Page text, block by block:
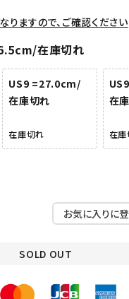
りますので、ご確認ください
在庫切れ
US9 =27.0cm/
在庫切れ
在庫切れ
在
在
お気に入りに
SOLD OUT